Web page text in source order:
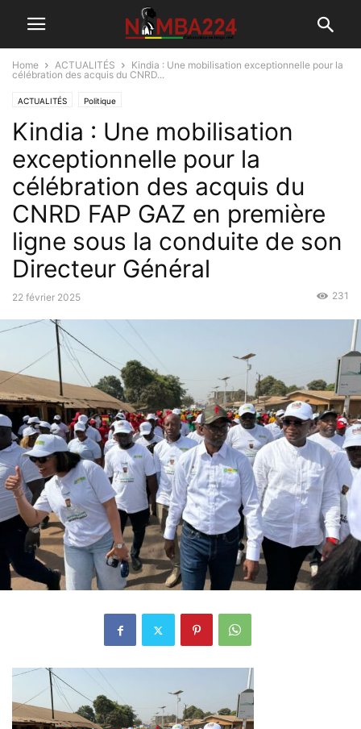
Home ACTUALITÉS
Kindia : Une mobilisation exceptionnelle pour la
célébration des acquis du CNRD...
ACTUALITÉS Politique
Kindia : Une mobilisation
exceptionnelle pour la
célébration des acquis du
CNRD FAP GAZ en première
ligne sous la conduite de son
Directeur Général
22 février 2025 231